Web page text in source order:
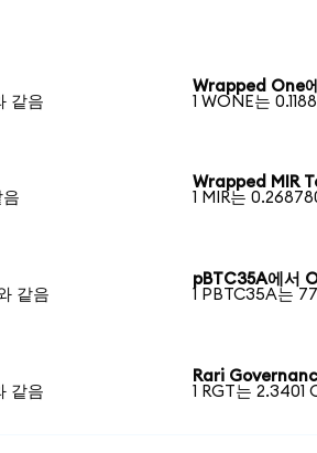
같음
Wrapped One
1 WONE는
음
Wrapped MIR
1 MIR는
같음
pBTC35A에서
1 PBTC35A는
같음
Rari
1 RGT는 2.3401